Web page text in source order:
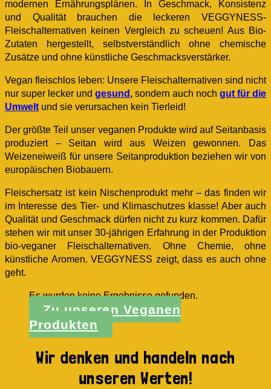
modernen Ernährungsplänen. In Geschmack, Konsistenz
und Qualität brauchen die leckeren VEGGYNESS-
Fleischalternativen keinen Vergleich zu scheuen! Aus Bio-
Zutaten hergestellt, selbstverständlich ohne chemische
Zusätze und ohne künstliche Geschmacksverstärker.
Vegan fleischlos leben: Unsere Fleischalternativen sind nicht
nur super lecker und gesund , sondern auch noch gut für die
Umwelt und sie verursachen kein Tierleid!
Der größte Teil unser veganen Produkte wird auf Seitanbasis
produziert – Seitan wird aus Weizen gewonnen. Das
Weizeneiweiß für unsere Seitanproduktion beziehen wir von
europäischen Biobauern.
Fleischersatz ist kein Nischenprodukt mehr – das finden wir
im Interesse des Tier- und Klimaschutzes klasse! Aber auch
Qualität und Geschmack dürfen nicht zu kurz kommen. Dafür
stehen wir mit unser 30-jährigen Erfahrung in der Produktion
bio-veganer Fleischalternativen. Ohne Chemie, ohne
künstliche Aromen. VEGGYNESS zeigt, dass es auch ohne
geht.
Es wurden keine Ergebnisse gefunden.
Zu unseren Veganen
Produkten
Wir denken und handeln nach
unseren Werten!